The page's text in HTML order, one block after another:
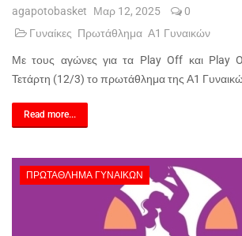
agapotobasket Μαρ 12, 2025
0
Γυναίκες Πρωτάθλημα Α1 Γυναικών
Με τους αγώνες για τα Play Off και Play
Τετάρτη (12/3) το πρωτάθλημα της Α1
Read more...
ΠΡΩΤΆΘΛΗΜΑ ΓΥΝΑΙΚΏΝ